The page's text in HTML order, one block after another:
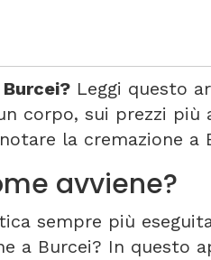
Leggi questo
corpo, sui prezzi più
la cremazione a
avviene?
sempre più
a Burcei? In questo